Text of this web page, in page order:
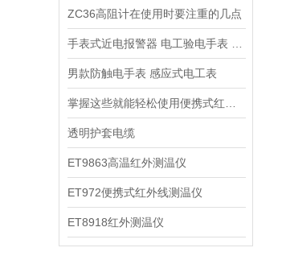
ZC36高阻计在使用时要注重的几点
男款防触电手表 感应式电工表
透明护套电缆
ET9863高温红外测温仪
ET972便携式红外线测温仪
ET8918红外测温仪